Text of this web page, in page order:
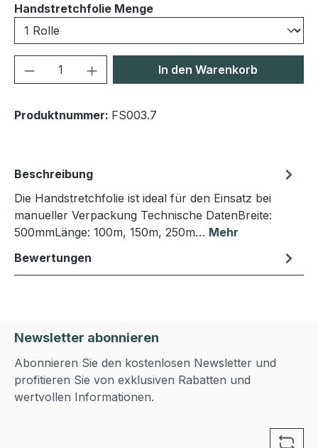
Handstretchfolie Mengeauswählen
Produkt Anzahl: Gib denIn den Warenkorb
Produktnummer: FS003.7
Beschreibung
Die Handstretchfolie ist ideal für den Einsatz bei
manueller Verpackung Technische DatenBreite:
500mmLänge: 100m, 150m, 250m… Mehr
Bewertungen
Newsletter abonnieren
Abonnieren Sie den kostenlosen Newsletter und
profitieren Sie von exklusiven Rabatten und
wertvollen Informationen.